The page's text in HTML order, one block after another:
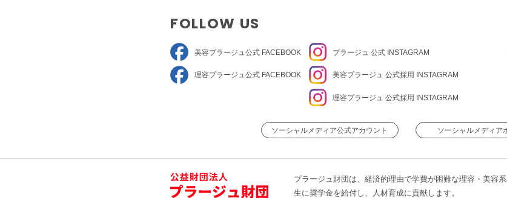
FOLLOW US
美容プラージュ 公式 FACEBOOK
理容プラージュ 公式 FACEBOOK
プラージュ公式 INSTAGRAM
美容プラージュ 公式採用 INSTAGRAM
理容プラージュ 公式採用 INSTAGRAM
ソーシャルメディア公式アカウント ソーシャルメディア
プラージュ財団は、経済的理由で学費が困難な理容・美容
生に奨学金を給付し、人材育成に貢献します。